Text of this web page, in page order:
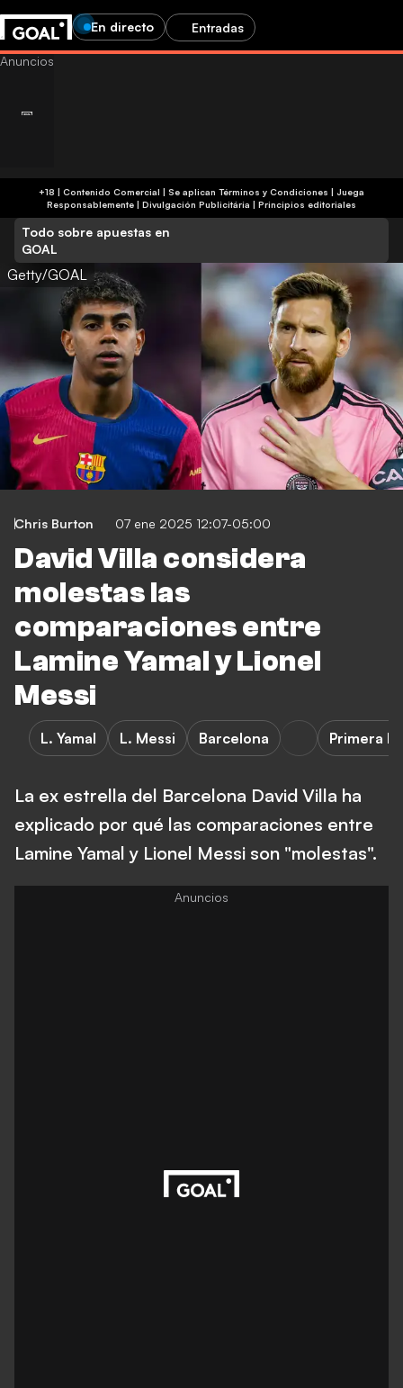
En directo Entradas
+18 | Contenido Comercial | Se aplican Términos y Condiciones | Juega
Responsablemente | Divulgación Publicitária | Principios editoriales
Todo sobre apuestas en
GOAL
Getty/GOAL
Chris Burton 07 ene 2025 12:07-05:00
David Villa considera
molestas las
comparaciones entre
Lamine Yamal y Lionel
Messi
L. Yamal L. Messi Barcelona Primera
La ex estrella del Barcelona David Villa ha
explicado por qué las comparaciones entre
Lamine Yamal y Lionel Messi son "molestas".